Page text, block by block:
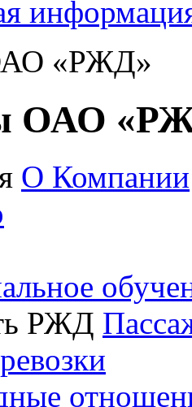
«РЖД»
ОАО
О Компании
РЖД